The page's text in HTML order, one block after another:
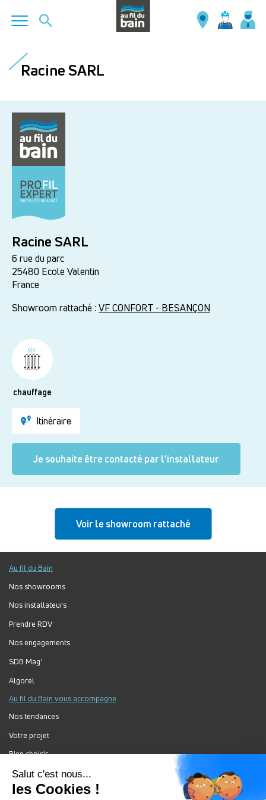
contenuRacine SARL
Racine SARL
6 rue du parc
25480 Ecole Valentin
France
Showroom rattaché : VF CONFORT - BESANÇON
chauffage
Itinéraire
Je souhaite être contacté par l'installateur
Voir le showroom rattaché
Au fil du Bain
Nos showrooms
Nos installateurs
Prendre RDV
Nos engagements
SDB Mag'
Algorel
Au fil du Bain vous accompagne
Nos tendances
Votre projet
Bien choisir
Forum Au Fil du Bain